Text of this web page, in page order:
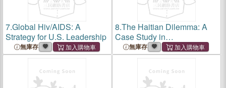
7.Global Hiv/AIDS: A
Strategy for U.S. Leadership
無庫存
8.The Haitian Dilemma: A
Case Study in
Demographics,
Development, and U.S.
Foreign Policy
無庫存